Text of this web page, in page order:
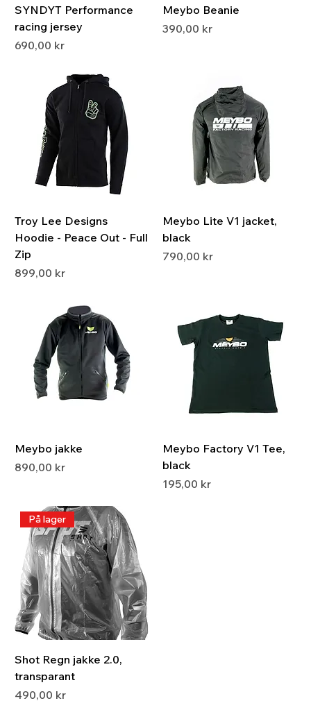
SYNDYT Performance
racing jersey
Pris
690,00 kr
Meybo Beanie
Pris
390,00 kr
Troy Lee Designs
Hoodie - Peace Out - Full
Zip
Pris
899,00 kr
Meybo Lite V1 jacket,
black
Pris
790,00 kr
Meybo jakke
Pris
890,00 kr
Meybo Factory V1 Tee,
black
Pris
195,00 kr
På lager
Shot Regn jakke 2.0,
transparant
Pris
490,00 kr